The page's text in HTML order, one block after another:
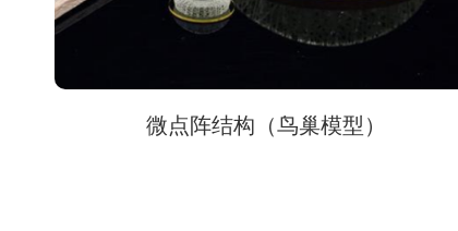
微点阵结构（鸟巢模型）